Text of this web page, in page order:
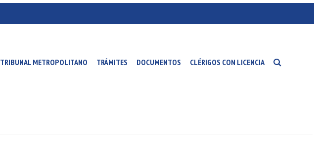
TRIBUNAL METROPOLITANO TRÁMITES DOCUMENTOS CLÉRIGOS CON LICENCIA